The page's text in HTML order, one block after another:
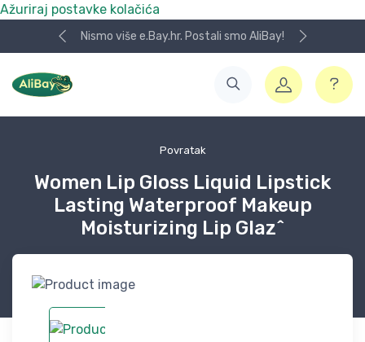
Ažuriraj postavke kolačića
Nismo više e.Bay.hr. Postali smo AliBay!
Povratak
Women Lip Gloss Liquid Lipstick
Lasting Waterproof Makeup
Moisturizing Lip Glaz^